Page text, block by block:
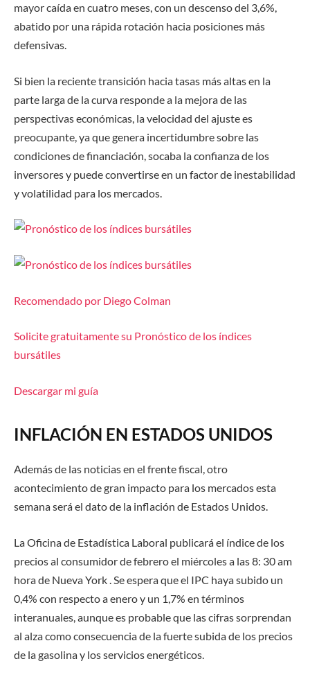
mayor caída en cuatro meses, con un descenso del 3,6%,
abatido por una rápida rotación hacia posiciones más
defensivas.
Si bien la reciente transición hacia tasas más altas en la
parte larga de la curva responde a la mejora de las
perspectivas económicas, la velocidad del ajuste es
preocupante, ya que genera incertidumbre sobre las
condiciones de financiación, socaba la confianza de los
inversores y puede convertirse en un factor de inestabilidad
y volatilidad para los mercados.
Recomendado por Diego Colman
Solicite gratuitamente su Pronóstico de los índices
bursátiles
Descargar mi guía
INFLACIÓN EN ESTADOS UNIDOS
Además de las noticias en el frente fiscal, otro
acontecimiento de gran impacto para los mercados esta
semana será el dato de la inflación de Estados Unidos.
La Oficina de Estadística Laboral publicará el índice de los
precios al consumidor de febreroel miércoles a las 8: 30 am
hora de Nueva York. Se espera que el IPC haya subido un
0,4% con respecto a eneroy un 1,7% en términos
interanuales, aunque es probable que las cifras sorprendan
al alza como consecuencia de la fuerte subida de los precios
de la gasolina y los servicios energéticos.